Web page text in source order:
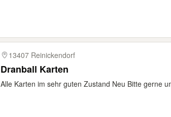
13407 Reinickendorf
Dranball Karten
Alle Karten im sehr guten Zustand Neu Bitte gerne